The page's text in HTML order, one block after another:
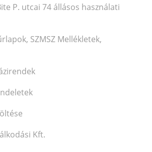
P. utcai 74 állásos használati
SZMSZ Mellékletek,
Kft.